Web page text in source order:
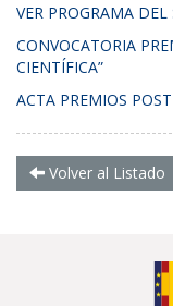
VER PROGRAMA
CONVOCATORIA
CIENTÍFICA”
ACTA PREMIOS
Volver al Listado